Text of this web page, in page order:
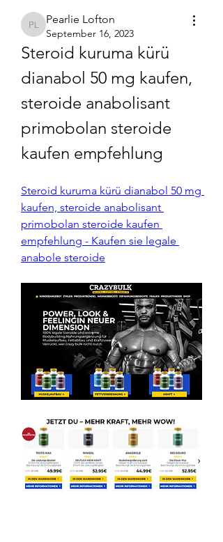
Pearlie Lofton
Pearlie Lofton
September 16, 2023
Steroid kuruma kürü
dianabol 50 mg kaufen,
steroide anabolisant
primobolan steroide
kaufen empfehlung
Steroid kuruma kürü dianabol 50 mg
kaufen, steroide anabolisant
primobolan steroide kaufen
empfehlung - Kaufen sie legale
anabole steroide